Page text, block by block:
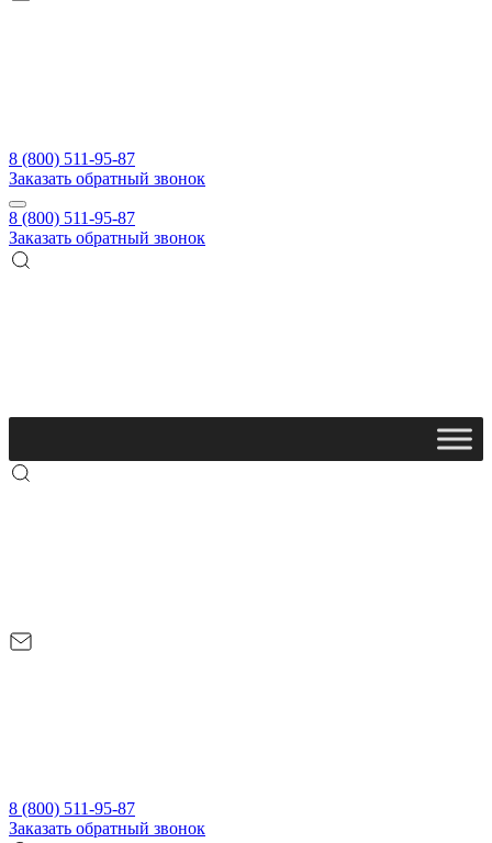
8 (800) 511-95-87
Заказать обратный звонок
8 (800) 511-95-87
Заказать обратный звонок
8 (800) 511-95-87
Заказать обратный звонок